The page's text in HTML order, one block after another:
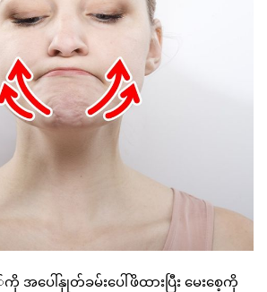
ပေါ်နှုတ်ခမ်းပေါ်ဖိထားပြီး မေးစေ့ကို